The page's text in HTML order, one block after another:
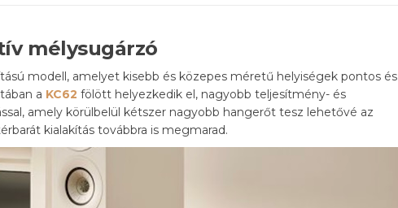
mélysugárzó
modell, amelyet kisebb és közepes méretű helyiségek pontos és
a KC62 fölött helyezkedik el, nagyobb teljesítmény- és
amely körülbelül kétszer nagyobb hangerőt tesz lehetővé az
kialakítás továbbra is megmarad.